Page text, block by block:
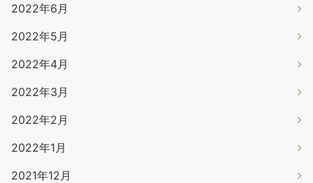
2022年6月
2022年5月
2022年4月
2022年3月
2022年2月
2022年1月
2021年12月